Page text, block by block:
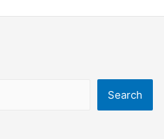
Search